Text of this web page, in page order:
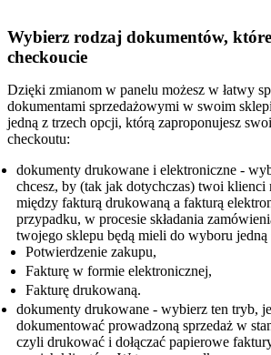
Wybierz rodzaj dokumentów,
checkoucie
Dzięki zmianom w panelu możesz w łatwy
dokumentami sprzedażowymi w swoim
jedną z trzech opcji, którą zaproponujesz
checkoutu:
dokumenty drukowane i elektroniczne -
chcesz, by (tak jak dotychczas) twoi
między fakturą drukowaną a fakturą
przypadku, w procesie składania
twojego sklepu będą mieli do wyboru jedną
Potwierdzenie zakupu,
Fakturę w formie elektronicznej,
Fakturę drukowaną.
dokumenty drukowane - wybierz ten tryb,
dokumentować prowadzoną sprzedaż w
czyli drukować i dołączać papierowe